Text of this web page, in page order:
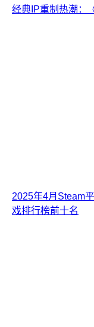
经典IP重制热潮：
2025年4月Steam
戏排行榜前十名